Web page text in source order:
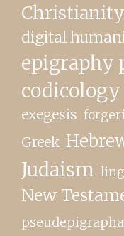
Christianity
digital
epigraphy
codicology
exegesis
Greek
Judaism
New
pseudepigrapha